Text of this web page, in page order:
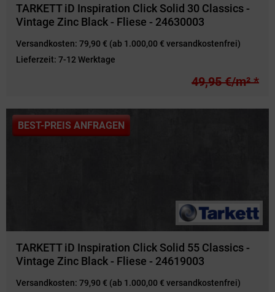
TARKETT iD Inspiration Click Solid 30 Classics -
Vintage Zinc Black - Fliese - 24630003
Versandkosten: 79,90 € (ab 1.000,00 € versandkostenfrei)
Lieferzeit: 7-12 Werktage
49,95 €/m² *
BEST-PREIS ANFRAGEN
TARKETT iD Inspiration Click Solid 55 Classics -
Vintage Zinc Black - Fliese - 24619003
Versandkosten: 79,90 € (ab 1.000,00 € versandkostenfrei)